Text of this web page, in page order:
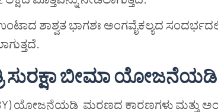
ಶಾಶ್ವತ ಭಾಗಶಃ ಅಂಗವೈಕಲ್ಯದ
ಸುರಕ್ಷಾ ಬೀಮಾ
ಯೋಜನೆಯಡಿ ಮರಣದ ಕಾರಣಗಳು ಮತ್ತು